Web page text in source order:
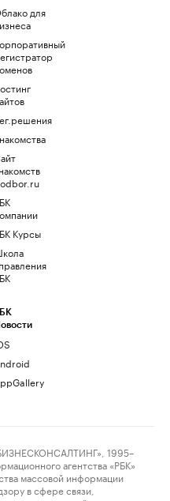
для
Курсы
1995–
агентства «РБК»
массовой информации
в сфере связи,